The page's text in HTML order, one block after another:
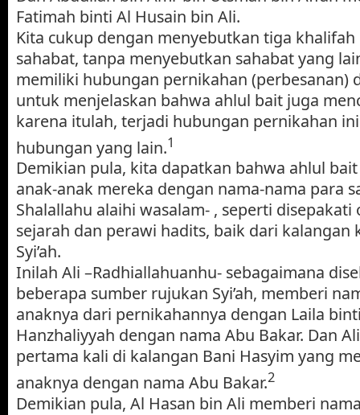
Fatimah binti Al Husain bin Ali.
Kita cukup dengan menyebutkan tiga
sahabat, tanpa menyebutkan sahabat yang
memiliki hubungan pernikahan (perbesanan)
untuk menjelaskan bahwa ahlul bait juga
karena itulah, terjadi hubungan pernikahan
hubungan yang lain.1
Demikian pula, kita dapatkan bahwa ahlul
anak-anak mereka dengan nama-nama para
Shalallahu alaihi wasalam- , seperti disepakati
sejarah dan perawi hadits, baik dari kalangan
Syi’ah.
Inilah Ali –Radhiallahuanhu- sebagaimana
beberapa sumber rujukan Syi’ah, memberi
anaknya dari pernikahannya dengan Laila binti
Hanzhaliyyah dengan nama Abu Bakar. Dan
pertama kali di kalangan Bani Hasyim yang
anaknya dengan nama Abu Bakar.2
Demikian pula, Al Hasan bin Ali memberi